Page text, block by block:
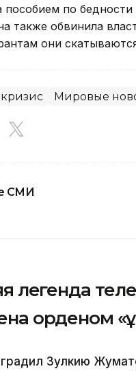
по
также обвинила
они
Мировые
СМИ
легенда
орденом
Зулкию